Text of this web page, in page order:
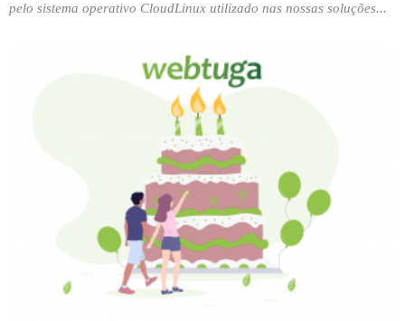
pelo sistema operativo CloudLinux utilizado nas nossas soluções...